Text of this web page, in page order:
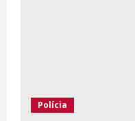
Polícia